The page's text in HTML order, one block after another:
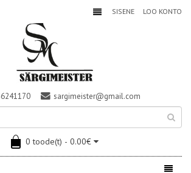
SISENE LOO KONTO
sargimeister@gmail.com
0 toode(t) - 0.00€